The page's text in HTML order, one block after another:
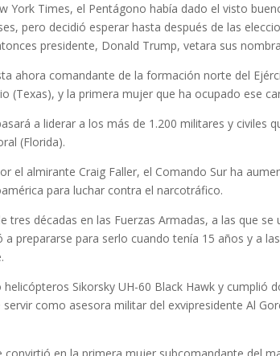
York Times, el Pentágono había dado el visto
pero decidió esperar hasta después de las
presidente, Donald Trump, vetara sus
ahora comandante de la formación norte del
(Texas), y la primera mujer que ha ocupado ese
a liderar a los más de 1.200 militares y civiles
(Florida).
el almirante Craig Faller, el Comando Sur ha
para luchar contra el narcotráfico.
tres décadas en las Fuerzas Armadas, a las que
a prepararse para serlo cuando tenía 15 años y a
Sikorsky UH-60 Black Hawk y cumplió
como asesora militar del exvipresidente Al